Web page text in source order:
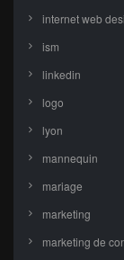
internet web
ism
linkedin
logo
lyon
mannequin
mariage
marketing
marketing de